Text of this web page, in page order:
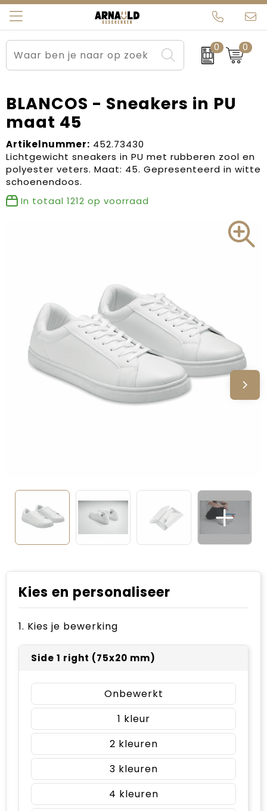
0 0
Relatiegeschenken
Sportkleding
Werkkleding
Kleding en textiel
Tassen
Beurs en Evenementen
Brievenbuspakketten
Carnaval
Dag van de Zorg
Kerstartikelen
Kerstpakketten
Verjaardagen
Voetbal, EK en WK
Voor de bouw
Zomergeschenken
Arnauld Kerstpakketten
MijnEigenKadootje
Ons team
Contact
Blogs
BLANCOS - Sneakers in PU
maat 45
Artikelnummer: 452.73430
Lichtgewicht sneakers in PU met rubberen zool en
polyester veters. Maat: 45. Gepresenteerd in witte
schoenendoos.
In totaal 1212 op voorraad
Kies en personaliseer
1. Kies je bewerking
Side 1 right (75x20 mm)
Onbewerkt
1
2
3
4